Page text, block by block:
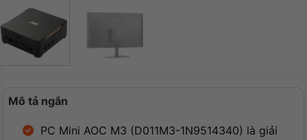
Mô tả ngắn
PC Mini AOC M3 (D011M3-1N9514340) là giải